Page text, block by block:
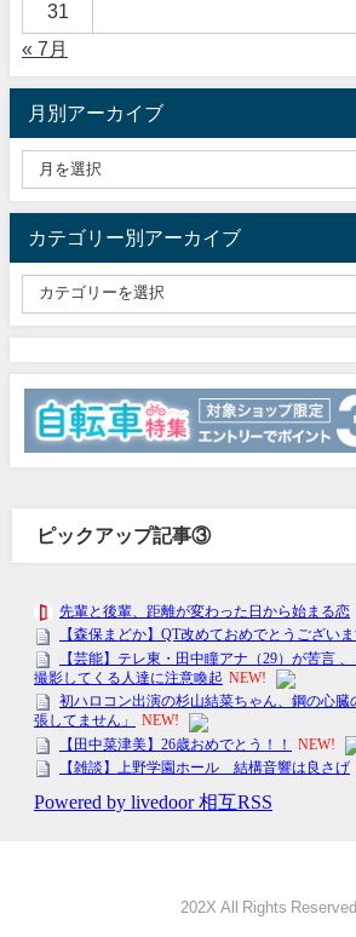
31
« 7月
月別アーカイブ
カテゴリー別アーカイブ
ピックアップ記事③
202X All Rights Reserved.